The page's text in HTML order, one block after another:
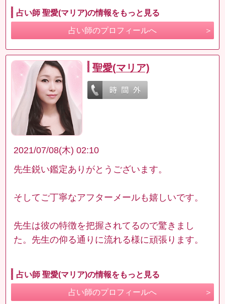
占い師 聖愛(マリア)の情報をもっと見る
占い師のプロフィールへ
聖愛(マリア)
2021/07/08(木) 02:10
先生鋭い鑑定ありがとうございます。
そしてご丁寧なアフターメールも嬉しいです。
先生は彼の特徴を把握されてるので驚きまし
た。先生の仰る通りに流れる様に頑張ります。
占い師 聖愛(マリア)の情報をもっと見る
占い師のプロフィールへ